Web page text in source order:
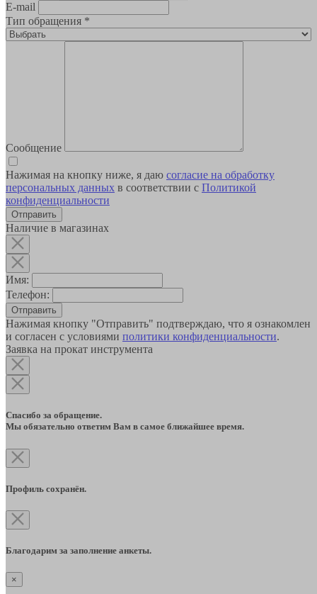
E-mail
Тип обращения *
Сообщение
Нажимая на кнопку ниже, я даю согласие на обработку
персональных данных в соответствии с Политикой
конфиденциальности
Наличие в магазинах
Имя:
Телефон:
Отправить
Нажимая кнопку "Отправить" подтверждаю, что я ознакомлен
и согласен с условиями политики конфиденциальности.
Заявка на прокат инструмента
Спасибо за обращение.
Мы обязательно ответим Вам в самое ближайшее время.
Профиль сохранён.
Благодарим за заполнение анкеты.
×